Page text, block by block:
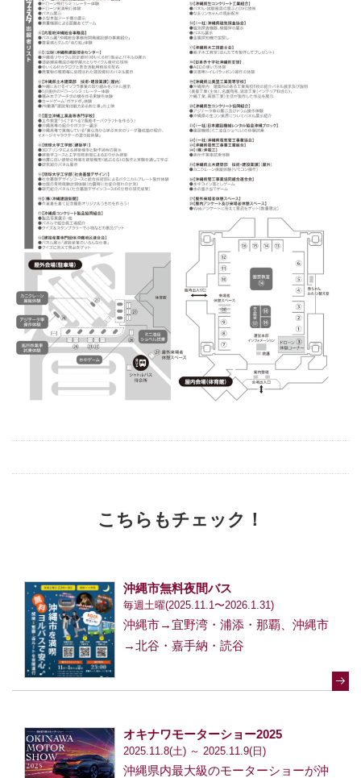
こちらもチェック！
沖縄市無料夜間バス
毎週土曜(2025.11.1〜2026.1.31)
沖縄市→宜野湾・浦添・那覇、沖縄市
→北谷・嘉手納・読谷
オキナワモーターショー2025
2025.11.8(土) ～ 2025.11.9(日)
沖縄県内最大級のモーターショーが沖